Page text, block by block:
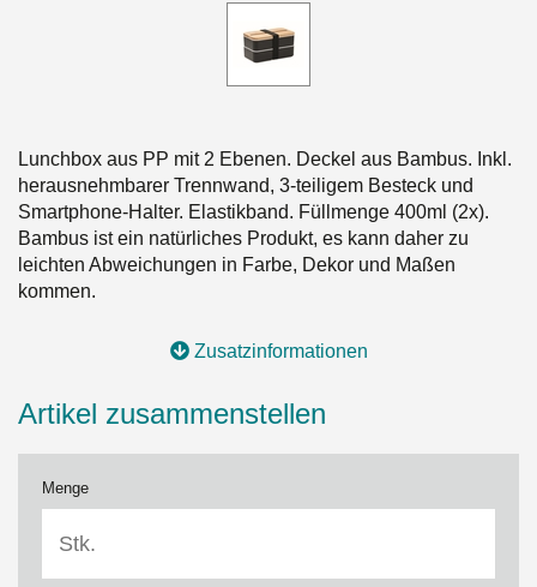
Lunchbox aus PP mit 2 Ebenen. Deckel aus Bambus. Inkl.
herausnehmbarer Trennwand, 3-teiligem Besteck und
Smartphone-Halter. Elastikband. Füllmenge 400ml (2x).
Bambus ist ein natürliches Produkt, es kann daher zu
leichten Abweichungen in Farbe, Dekor und Maßen
kommen.
Zusatzinformationen
Artikel zusammenstellen
Menge